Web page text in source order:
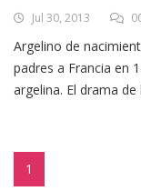
Jul 30, 2013
Argelino de
padres a Francia en
argelina. El drama
1